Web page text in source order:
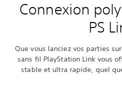
Connexion
PS
Que vous lanciez vos parties
sans fil PlayStation Link vous
stable et ultra rapide, quel